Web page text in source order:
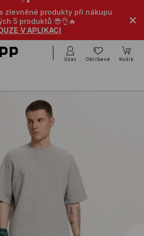
zlevněné produkty při nákupu
5 produktů 😎👌🔥
V APLIKACI
Účet Oblíbené Košík